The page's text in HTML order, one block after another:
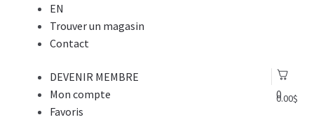
EN
Trouver un magasin
Contact
0
0.00$
DEVENIR MEMBRE
Mon compte
Favoris